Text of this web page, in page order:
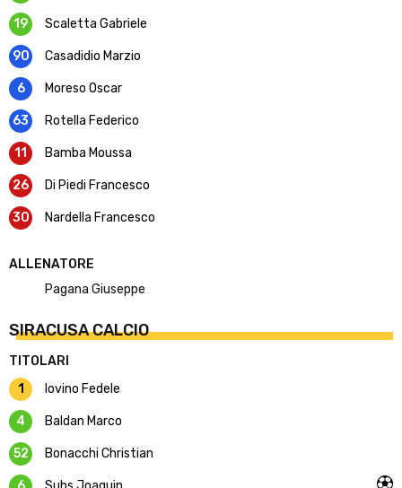
19 Scaletta Gabriele
90 Casadidio Marzio
6 Moreso Oscar
63 Rotella Federico
11 Bamba Moussa
26 Di Piedi Francesco
30 Nardella Francesco
ALLENATORE
Pagana Giuseppe
SIRACUSA CALCIO
TITOLARI
1
Iovino Fedele
4 Baldan Marco
52 Bonacchi Christian